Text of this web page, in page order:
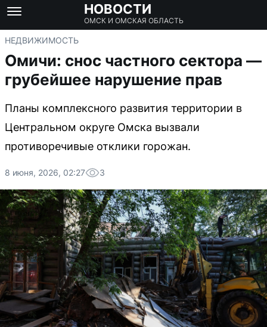
НОВОСТИ
ОМСК И ОМСКАЯ ОБЛАСТЬ
НЕДВИЖИМОСТЬ
Омичи: снос частного сектора —
грубейшее нарушение прав
Планы комплексного развития территории в
Центральном округе Омска вызвали
противоречивые отклики горожан.
8 июня, 2026, 02:27 3